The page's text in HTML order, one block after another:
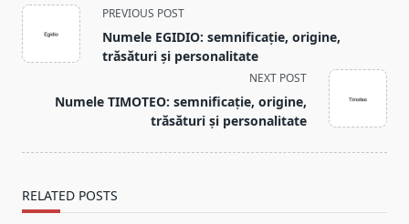
<span
class="nav-
subtitle
reader-
text">Page</span>
PREVIOUS POST
Numele EGIDIO: semnificație, origine,
trăsături și personalitate
NEXT POST
Numele TIMOTEO: semnificație, origine,
trăsături și personalitate
RELATED POSTS